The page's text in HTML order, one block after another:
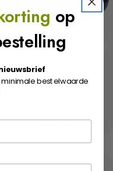
Pro Grillpan
★
★★
★★
★★
★4.3/5(12)
op
minimale bestelwaarde